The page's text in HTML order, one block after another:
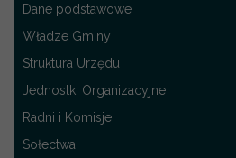
Dane podstawowe
Władze Gminy
Struktura Urzędu
Jednostki Organizacyjne
Radni i Komisje
Sołectwa